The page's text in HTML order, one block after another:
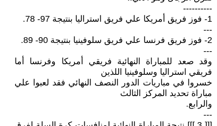
----------
1- فوز فريق أمريكا علي فريق استراليا بنتيجة 97- 78.
---
2- فوز فريق فرنسا علي فريق سلوفينيا بنتيجة 90- 89.
---
وقد صعد للمباراة النهائية فريقي أمريكا وفرنسا أما
فريقي استراليا وسلوفينيا اللذين
خسروا في مباريات الدور النصف النهائي فقد لعبوا علي
مباراة تحديد المركز الثالث
والرابع.
---